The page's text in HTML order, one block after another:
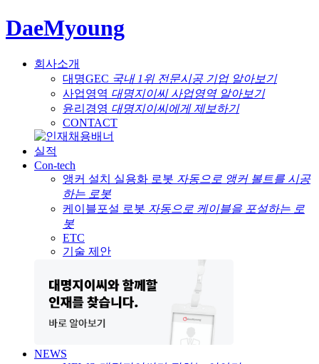
DaeMyoung
회사소개
대명GEC 국내 1위 전문시공 기업 알아보기
사업영역 대명지이씨 사업영역 알아보기
윤리경영 대명지이씨에게 제보하기
CONTACT
실적
Con-tech
앵커 설치 실용화 로봇 자동으로 앵커 볼트를 시공
하는 로봇
케이블포설 로봇 자동으로 케이블을 포설하는 로
봇
ETC
기술 제안
NEWS